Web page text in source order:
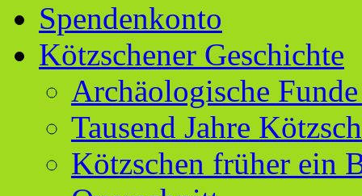
Spendenkonto
Kötzschener Geschichte
Archäologische
Tausend Jahre
Kötzschen früher ein